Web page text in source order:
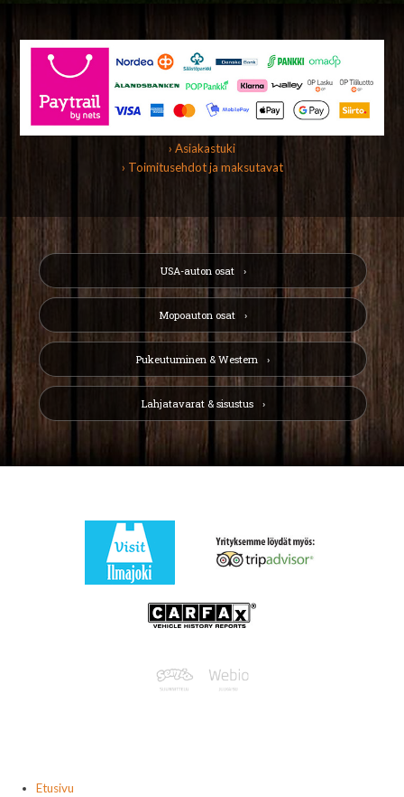
› Asiakastuki
› Toimitusehdot ja maksutavat
USA-auton osat
Mopoauton osat
Pukeutuminen & Western
Lahjatavarat & sisustus
Etusivu